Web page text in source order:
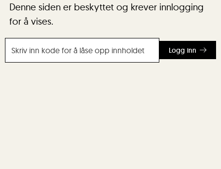
Denne siden er beskyttet og krever innlogging
for å vises.
Logg inn